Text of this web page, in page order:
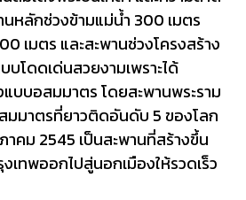
นหลักช่วงข้ามแม่น้ำ 300 เมตร
เมตร และสะพานช่วงโครงสร้าง
บโดดเด่นสวยงามเพราะได้
บบอสมมาตร โดยสะพานพระราม
มมาตรที่ยาวติดอันดับ 5 ของโลก
าคม 2545 เป็นสะพานที่สร้างขึ้น
เทพออกไปสู่นอกเมืองให้รวดเร็ว